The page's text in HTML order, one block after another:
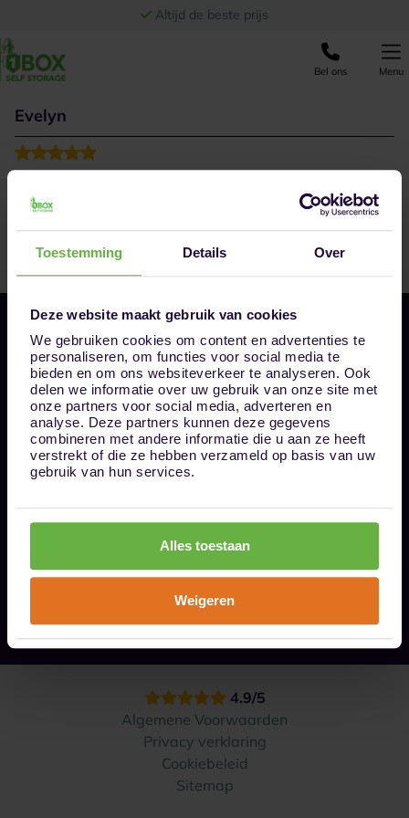
Toestemming Details Over
Deze website maakt gebruik van cookies
We gebruiken cookies om content en advertenties te
personaliseren, om functies voor social media te
bieden en om ons websiteverkeer te analyseren. Ook
delen we informatie over uw gebruik van onze site met
onze partners voor social media, adverteren en
analyse. Deze partners kunnen deze gegevens
combineren met andere informatie die u aan ze heeft
verstrekt of die ze hebben verzameld op basis van uw
gebruik van hun services.
Alles toestaan
Weigeren
Altijd de beste prijs
Bel ons Menu
Evelyn
een onbemand filiaal betreft kunnen ze op afstand goed
helpen. Jammer dat klanten de benodigde handkarren
zoek maken maar daar kan 1Box niets aan doen.
Bel ons op 085 - 0161611
info@1box.nl
Volg ons
Onze opslaglocaties
Hoe werkt het?
4.9/5
Algemene Voorwaarden
Privacy verklaring
Cookiebeleid
Sitemap